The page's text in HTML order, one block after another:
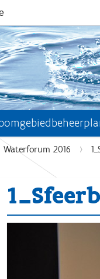
Waterforum 2016